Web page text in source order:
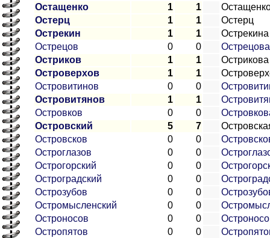
Остащенко
1 1
Остерц
1 1
Остерц
Острекин
1 1
Острекина
Острецов
0 0
Острецова
Остриков
1 1
Острикова
Островерхов
1 1
Островитинов
0 0
Островитянов
1 1
Островков
0 0
Островский
5 7
Островсков
0 0
Остроглазов
0 0
Острогорский
0 0
Остроградский
0 0
Острозубов
0 0
Остромысленский
0 0
Остроносов
0 0
Остропятов
0 0